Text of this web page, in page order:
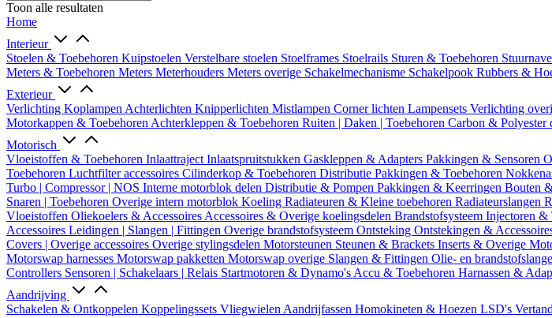
Toon alle resultaten
Home
Interieur
Stoelen & Toebehoren Kuipstoelen Verstelbare stoelen Stoelframes Stoelrails Sturen & Toebehoren
Meters & Toebehoren Meters Meterhouders Meters overige Schakelmechanisme Schakelpook Rubbers &
Exterieur
Verlichting Koplampen Achterlichten Knipperlichten Mistlampen Corner lichten Lampensets Verlichting
Motorkappen & Toebehoren Achterkleppen & Toebehoren Ruiten | Daken | Toebehoren Carbon & Polyester
Motorisch
Vloeistoffen & Toebehoren Inlaattraject Inlaatspruitstukken Gaskleppen & Adapters Pakkingen & Sensoren
Toebehoren Luchtfilter accessoires Cilinderkop & Toebehoren Distributie Pakkingen & Toebehoren
Turbo | Compressor | NOS Interne motorblok delen Distributie & Pompen Pakkingen & Keerringen Bouten
Snaren | Toebehoren Overige intern motorblok Koeling Radiateuren & Kleine toebehoren Radiateurslangen
Vloeistoffen Oliekoelers & Accessoires Accessoires & Overige koelingsdelen Brandstofsysteem Injectoren &
Accessoires Leidingen | Slangen | Fittingen Overige brandstofsysteem Ontsteking Ontstekingen &
Covers | Overige accessoires Overige stylingsdelen Motorsteunen Steunen & Brackets Inserts & Overige
Motorswap harnesses Motorswap pakketten Motorswap overige Slangen & Fittingen Olie- en
Controllers Sensoren | Schakelaars | Relais Startmotoren & Dynamo's Accu & Toebehoren Harnassen &
Aandrijving
Schakelen & Ontkoppelen Koppelingssets Vliegwielen Aandrijfassen Homokineten & Hoezen LSD's